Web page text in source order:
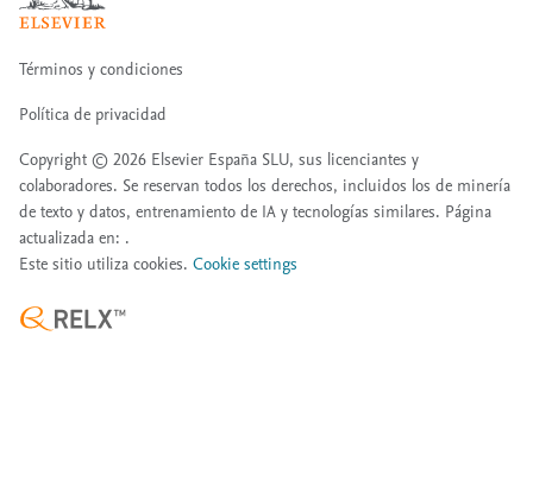
Términos y condiciones
Política de privacidad
Copyright © 2026 Elsevier España SLU, sus licenciantes y
colaboradores. Se reservan todos los derechos, incluidos los de minería
de texto y datos, entrenamiento de IA y tecnologías similares. Página
actualizada en: .
Este sitio utiliza cookies. Cookie settings